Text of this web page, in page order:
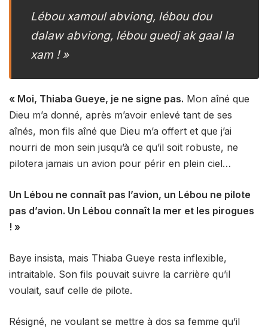
Lébou xamoul abviong, lébou dou
dalaw abviong, lébou guedj ak gaal la
xam ! »
« Moi, Thiaba Gueye, je ne signe pas. Mon aîné que
Dieu m’a donné, après m’avoir enlevé tant de ses
aînés, mon fils aîné que Dieu m’a offert et que j’ai
nourri de mon sein jusqu’à ce qu’il soit robuste, ne
pilotera jamais un avion pour périr en plein ciel…
Un Lébou ne connaît pas l’avion, un Lébou ne pilote
pas d’avion. Un Lébou connaît la mer et les pirogues
! »
Baye insista, mais Thiaba Gueye resta inflexible,
intraitable. Son fils pouvait suivre la carrière qu’il
voulait, sauf celle de pilote.
Résigné, ne voulant se mettre à dos sa femme qu’il